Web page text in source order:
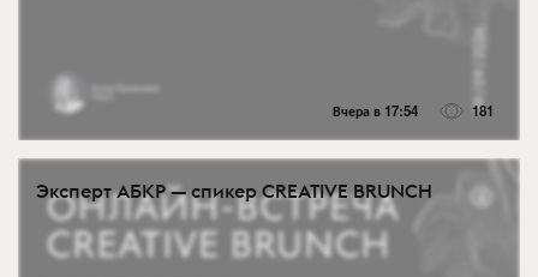
Вчера в 17:54 181
Эксперт АБКР — спикер CREATIVE BRUNCH